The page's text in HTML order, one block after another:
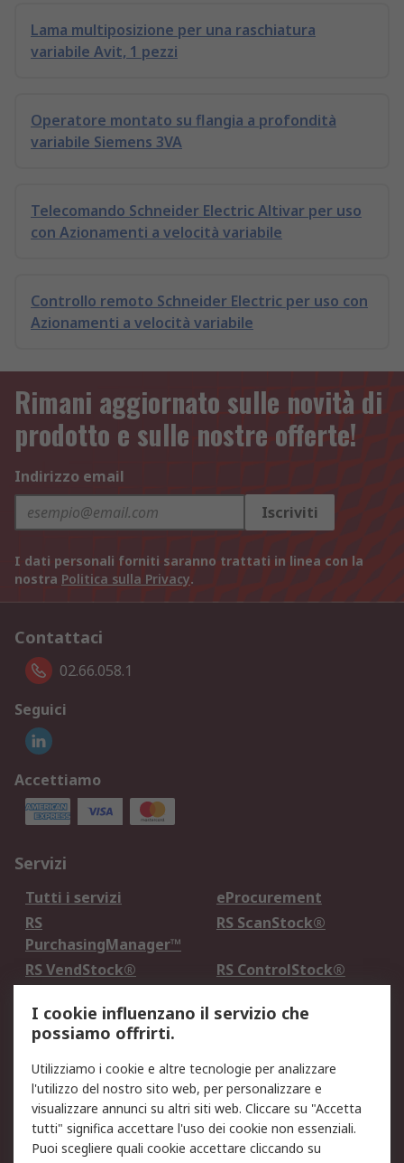
Lama multiposizione per una raschiatura
variabile Avit, 1 pezzi
Operatore montato su flangia a profondità
variabile Siemens 3VA
Telecomando Schneider Electric Altivar per uso
con Azionamenti a velocità variabile
Controllo remoto Schneider Electric per uso con
Azionamenti a velocità variabile
Rimani aggiornato sulle novità di
prodotto e sulle nostre offerte!
Indirizzo email
Iscriviti
I dati personali forniti saranno trattati in linea con la
nostra Politica sulla Privacy.
Contattaci
02.66.058.1
Seguici
Accettiamo
Servizi
Tutti i servizi
eProcurement
RS
PurchasingManager™
RS ScanStock®
RS VendStock®
RS ControlStock®
Legale
Informativa Cookie
Informativa Privacy -
Aggiornata
Email Security
Termini d'uso
Condizioni di vendita
Condizioni generali di
I cookie influenzano il servizio che
possiamo offrirti.
Utilizziamo i cookie e altre tecnologie per analizzare
l'utilizzo del nostro sito web, per personalizzare e
visualizzare annunci su altri siti web. Cliccare su "Accetta
tutti" significa accettare l'uso dei cookie non essenziali.
Puoi scegliere quali cookie accettare cliccando su